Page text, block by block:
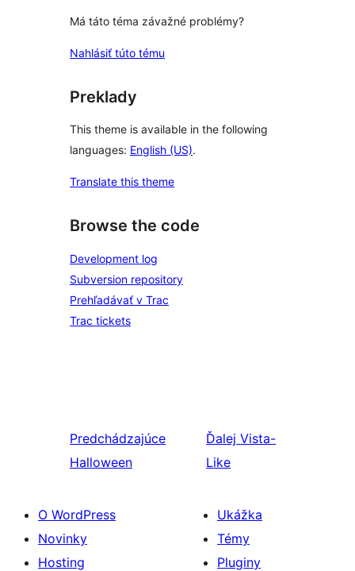
Má táto téma závažné problémy?
Nahlásiť túto tému
Preklady
This theme is available in the following
languages: English (US).
Translate this theme
Browse the code
Development log
Subversion repository
Prehľadávať v Trac
Trac tickets
Predchádzajúce
Halloween
Ďalej Vista-
Like
O WordPress
Novinky
Hosting
Ukážka
Témy
Pluginy